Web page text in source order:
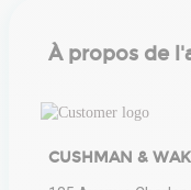
À propos de
CUSHMAN &